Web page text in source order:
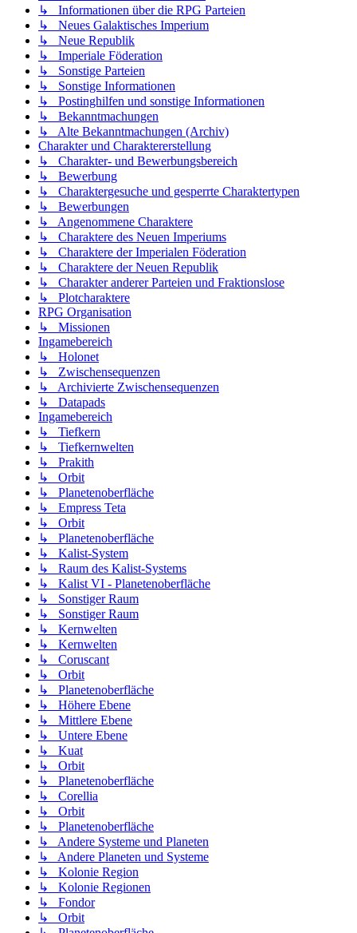
↳ Informationen über die RPG Parteien
↳ Neues Galaktisches Imperium
↳ Neue Republik
↳ Imperiale Föderation
↳ Sonstige Parteien
↳ Sonstige Informationen
↳ Postinghilfen und sonstige Informationen
↳ Bekanntmachungen
↳ Alte Bekanntmachungen (Archiv)
Charakter und Charaktererstellung
↳ Charakter- und Bewerbungsbereich
↳ Bewerbung
↳ Charaktergesuche und gesperrte Charaktertypen
↳ Bewerbungen
↳ Angenommene Charaktere
↳ Charaktere des Neuen Imperiums
↳ Charaktere der Imperialen Föderation
↳ Charaktere der Neuen Republik
↳ Charakter anderer Parteien und Fraktionslose
↳ Plotcharaktere
RPG Organisation
↳ Missionen
Ingamebereich
↳ Holonet
↳ Zwischensequenzen
↳ Archivierte Zwischensequenzen
↳ Datapads
Ingamebereich
↳ Tiefkern
↳ Tiefkernwelten
↳ Prakith
↳ Orbit
↳ Planetenoberfläche
↳ Empress Teta
↳ Orbit
↳ Planetenoberfläche
↳ Kalist-System
↳ Raum des Kalist-Systems
↳ Kalist VI - Planetenoberfläche
↳ Sonstiger Raum
↳ Sonstiger Raum
↳ Kernwelten
↳ Kernwelten
↳ Coruscant
↳ Orbit
↳ Planetenoberfläche
↳ Höhere Ebene
↳ Mittlere Ebene
↳ Untere Ebene
↳ Kuat
↳ Orbit
↳ Planetenoberfläche
↳ Corellia
↳ Orbit
↳ Planetenoberfläche
↳ Andere Systeme und Planeten
↳ Andere Planeten und Systeme
↳ Kolonie Region
↳ Kolonie Regionen
↳ Fondor
↳ Orbit